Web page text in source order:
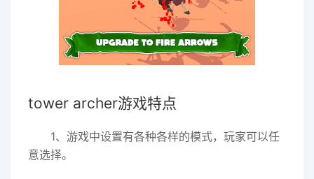
tower archer游戏特点
1、游戏中设置有各种各样的模式，玩家可以任
意选择。